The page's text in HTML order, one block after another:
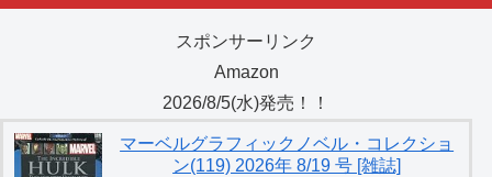
スポンサーリンク
Amazon
2026/8/5(水)発売！！
マーベルグラフィックノベル・コレクショ
ン(119) 2026年 8/19 号 [雑誌]